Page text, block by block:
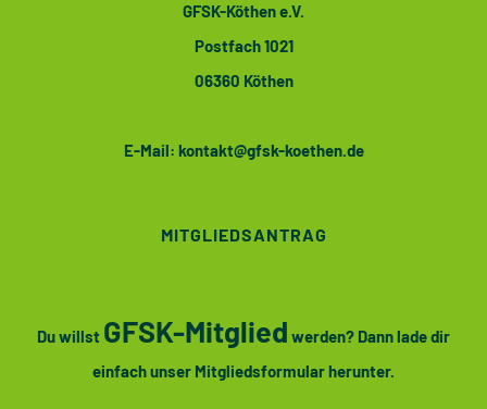
GFSK-Köthen e.V.
Postfach 1021
06360 Köthen
E-Mail: kontakt@gfsk-koethen.de
MITGLIEDSANTRAG
Du willst GFSK-Mitglied werden? Dann lade dir
einfach unser Mitgliedsformular herunter.